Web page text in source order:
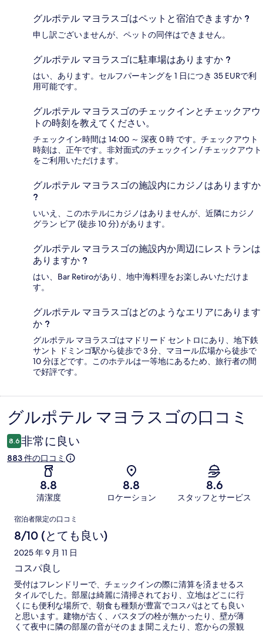
グルポテル マヨラスゴはペットと宿泊できますか ?
申し訳ございませんが、ペットの同伴はできません。
グルポテル マヨラスゴに駐車場はありますか ?
はい、あります。セルフパーキングを 1 日につき 35 EURで利
用可能です。
グルポテル マヨラスゴのチェックインとチェックアウ
トの時刻を教えてください。
チェックイン時間は 14:00 ～ 深夜 0 時 です。チェックアウト
時刻は、正午です。非対面式のチェックイン / チェックアウト
をご利用いただけます。
グルポテル マヨラスゴの施設内にカジノはありますか
?
いいえ、このホテルにカジノはありませんが、近隣にカジノ
グラン ビア (徒歩 10 分) があります。
グルポテル マヨラスゴの施設内か周辺にレストランは
ありますか ?
はい、Bar Retiroがあり、地中海料理をお楽しみいただけま
す。
グルポテル マヨラスゴはどのようなエリアにあります
か ?
グルポテル マヨラスゴはマドリード セントロにあり、地下鉄
サント ドミンゴ駅から徒歩で 3 分、マヨール広場から徒歩で
10 分ほどです。このホテルは一等地にあるため、旅行者の間
で好評です。
口
コ
ミ
グルポテル マヨラスゴの口コミ
8.6 非常に良い
883 件の口コミ
8.8
清潔度
8.8
ロケーション
8.6
スタッフとサービス
口
コ
ミ
宿泊者限定の口コミ
8/10 (とても良い)
2025 年 9 月 11 日
コスパ良し
受付はフレンドリーで、チェックインの際に清算を済ませるス
タイルでした。部屋は綺麗に清掃されており、立地はどこに行
くにも便利な場所で、朝食も種類が豊富でコスパはとても良い
と思います。建物が古く、バスタブの栓が無かったり、壁が薄
くて夜中に隣の部屋の音がそのまま聞こえたり、窓からの景観